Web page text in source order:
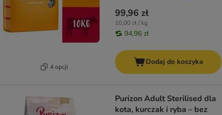
4 opcji
99,96 zł
10,00 zł / kg
94,96 zł
Dodaj do koszyka
Purizon Adult Sterilised dla
kota, kurczak i ryba – bez